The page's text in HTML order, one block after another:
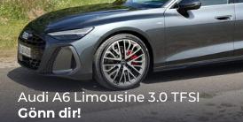
Audi A6 Limousine 3.0 TFSI
Gönn dir!